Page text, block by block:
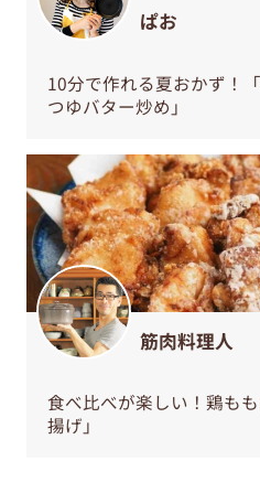
ぱお
10分で作れる夏おかず！
つゆバター炒め」
筋肉料理人
食べ比べが楽しい！鶏も
揚げ」